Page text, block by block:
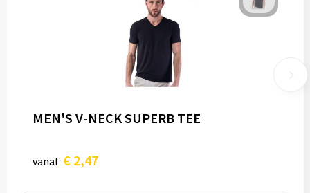
MEN'S V-NECK SUPERB TEE
vanaf € 2,47